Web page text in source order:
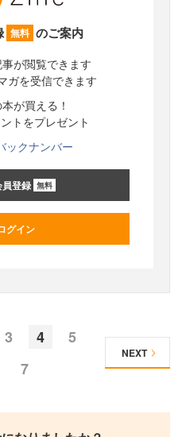
無料 のご案内
事が閲覧できます
ガを受信できます
が買える！
トをプレゼント
ックナンバー
登録 無料
グイン
3 4
5
7
NEXT